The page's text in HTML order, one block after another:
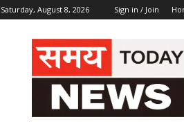
Saturday, August 8, 2026 Sign in / Join